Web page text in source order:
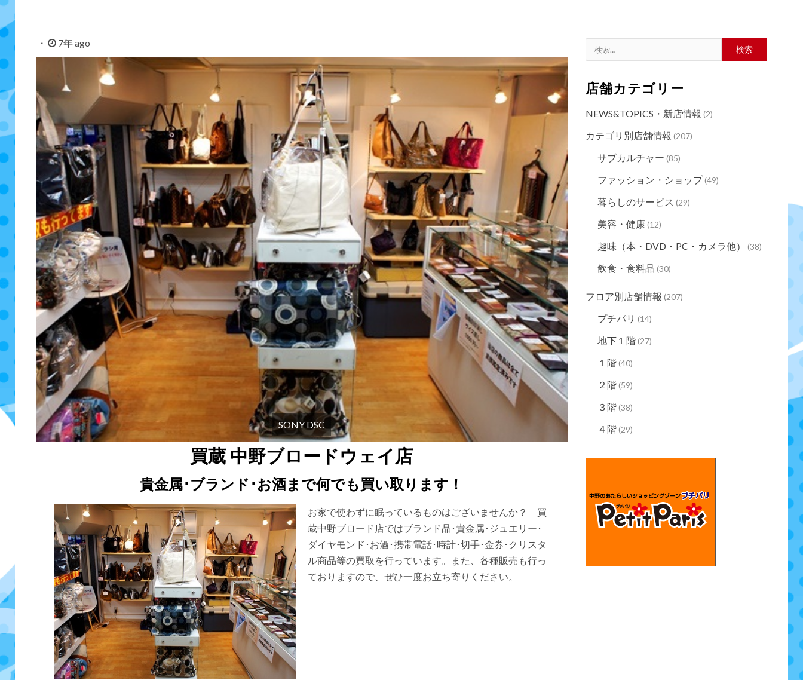
7年 ago
SONY DSC
買蔵 中野ブロードウェイ店
貴金属･ブランド･お酒まで何でも買い取ります！
お家で使わずに眠っているものはございませんか？ 買
蔵中野ブロード店ではブランド品･貴金属･ジュエリー･
ダイヤモンド･お酒･携帯電話･時計･切手･金券･クリスタ
ル商品等の買取を行っています。また、各種販売も行っ
ておりますので、ぜひ一度お立ち寄りください。
店舗カテゴリー
NEWS&TOPICS・新店情報 (2)
カテゴリ別店舗情報 (207)
サブカルチャー (85)
ファッション・ショップ(49)
暮らしのサービス (29)
美容・健康(12)
趣味（本・DVD・PC・カメラ他） (38)
飲食・食料品 (30)
フロア別店舗情報 (207)
プチパリ (14)
地下１階(27)
１階(40)
２階(59)
３階(38)
４階(29)